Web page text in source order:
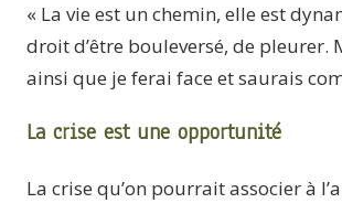
« La vie est un chemin, elle est
droit d’être bouleversé, de pleurer.
ainsi que je ferai face et saurais
La crise est une opportunité
La crise qu’on pourrait associer à